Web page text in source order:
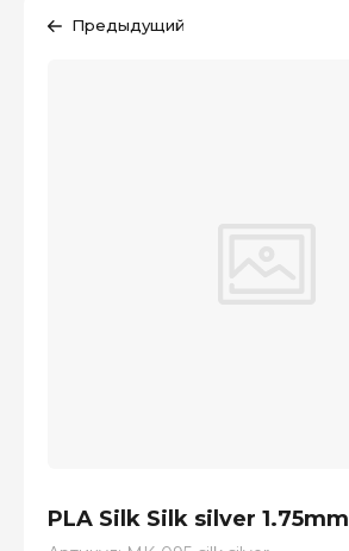
Предыдущий
PLA Silk Silk silver 1.75mm